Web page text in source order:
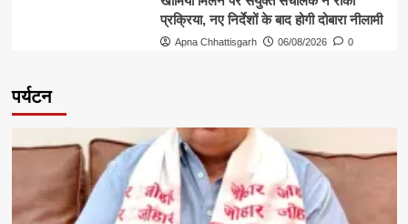
प्रक्रिया, नए निर्देशों के बाद होगी दोबारा नीलामी
Apna Chhattisgarh 06/08/2026 0
पर्यटन